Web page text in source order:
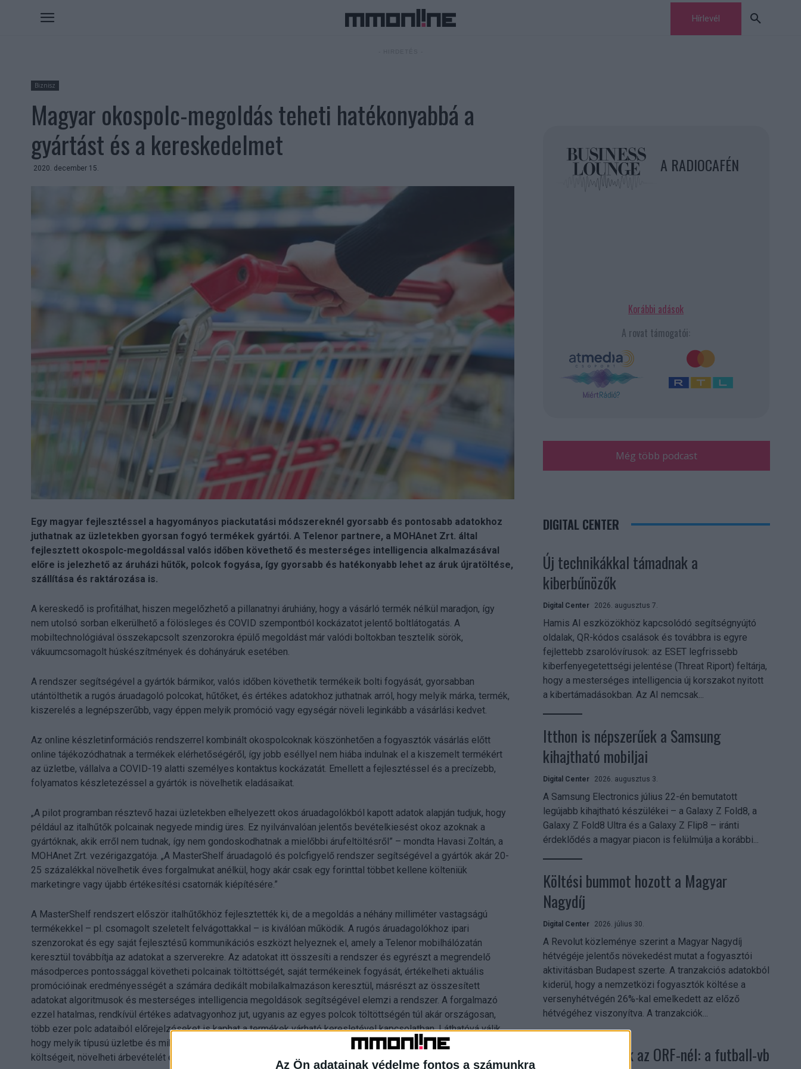
Az Ön adatainak védelme fontos a számunkra
Hírlevél
Biznisz
Magyar okospolc-megoldás teheti hatékonyabbá a
gyártást és a kereskedelmet
2020. december 15.
Egy magyar fejlesztéssel a hagyományos piackutatási módszereknél gyorsabb és pontosabb adatokhoz
juthatnak az üzletekben gyorsan fogyó termékek gyártói. A Telenor partnere, a MOHAnet Zrt. által
fejlesztett okospolc-megoldással valós időben követhető és mesterséges intelligencia alkalmazásával
előre is jelezhető az áruházi hűtők, polcok fogyása, így gyorsabb és hatékonyabb lehet az áruk újratöltése,
szállítása és raktározása is.
A kereskedő is profitálhat, hiszen megelőzhető a pillanatnyi áruhiány, hogy a vásárló termék nélkül maradjon, így
nem utolsó sorban elkerülhető a fölösleges és COVID szempontból kockázatot jelentő boltlátogatás. A
mobiltechnológiával összekapcsolt szenzorokra épülő megoldást már valódi boltokban tesztelik sörök,
vákuumcsomagolt húskészítmények és dohányáruk esetében.
A rendszer segítségével a gyártók bármikor, valós időben követhetik termékeik bolti fogyását, gyorsabban
utántölthetik a rugós áruadagoló polcokat, hűtőket, és értékes adatokhoz juthatnak arról, hogy melyik márka, termék,
kiszerelés a legnépszerűbb, vagy éppen melyik promóció vagy egységár növeli leginkább a vásárlási kedvet.
Az online készletinformációs rendszerrel kombinált okospolcoknak köszönhetően a fogyasztók vásárlás előtt
online tájékozódhatnak a termékek elérhetőségéről, így jobb eséllyel nem hiába indulnak el a kiszemelt termékért
az üzletbe, vállalva a COVID-19 alatti személyes kontaktus kockázatát. Emellett a fejlesztéssel és a precízebb,
folyamatos készletezéssel a gyártók is növelhetik eladásaikat.
„A pilot programban résztevő hazai üzletekben elhelyezett okos áruadagolókból kapott adatok alapján tudjuk, hogy
például az italhűtők polcainak negyede mindig üres. Ez nyilvánvalóan jelentős bevételkiesést okoz azoknak a
gyártóknak, akik erről nem tudnak, így nem gondoskodhatnak a mielőbbi árufeltöltésről” – mondta Havasi Zoltán, a
MOHAnet Zrt. vezérigazgatója. „A MasterShelf áruadagoló és polcfigyelő rendszer segítségével a gyártók akár 20-
25 százalékkal növelhetik éves forgalmukat anélkül, hogy akár csak egy forinttal többet kellene költeniük
marketingre vagy újabb értékesítési csatornák kiépítésére.”
A MasterShelf rendszert először italhűtőkhöz fejlesztették ki, de a megoldás a néhány milliméter vastagságú
termékekkel – pl. csomagolt szeletelt felvágottakkal – is kiválóan működik. A rugós áruadagolókhoz ipari
szenzorokat és egy saját fejlesztésű kommunikációs eszközt helyeznek el, amely a Telenor mobilhálózatán
keresztül továbbítja az adatokat a szerverekre. Az adatokat itt összesíti a rendszer és egyrészt a megrendelő
másodperces pontossággal követheti polcainak töltöttségét, saját termékeinek fogyását, értékelheti aktuális
promócióinak eredményességét a számára dedikált mobilalkalmazáson keresztül, másrészt az összesített
adatokat algoritmusok és mesterséges intelligencia megoldások segítségével elemzi a rendszer. A forgalmazó
ezzel hatalmas, rendkívül értékes adatvagyonhoz jut, ugyanis az egyes polcok töltöttségén túl akár országosan,
több ezer polc adataiból előrejelzéseket is kaphat a termékek várható keresletével kapcsolatban. Láthatóvá válik,
hogy melyik típusú üzletbe és mikor érdemes több vagy éppen kevesebb terméket kihelyezni, ezzel csökkentheti
költségeit, növelheti árbevételét és még jobbá teheti terméke fogyasztóinak vásárlási élményét.
A RADIOCAFÉN
Korábbi adások
A rovat támogatói:
Még több podcast
DIGITAL CENTER
Új technikákkal támadnak a
kiberbűnözők
Digital Center 2026. augusztus 7.
Hamis AI eszközökhöz kapcsolódó segítségnyújtó
oldalak, QR-kódos csalások és továbbra is egyre
fejlettebb zsarolóvírusok: az ESET legfrissebb
kiberfenyegetettségi jelentése (Threat Riport) feltárja,
hogy a mesterséges intelligencia új korszakot nyitott
a kibertámadásokban. Az AI nemcsak...
Itthon is népszerűek a Samsung
kihajtható mobiljai
Digital Center 2026. augusztus 3.
A Samsung Electronics július 22-én bemutatott
legújabb kihajtható készülékei – a Galaxy Z Fold8, a
Galaxy Z Fold8 Ultra és a Galaxy Z Flip8 – iránti
érdeklődés a magyar piacon is felülmúlja a korábbi...
Költési bummot hozott a Magyar
Nagydíj
Digital Center 2026. július 30.
A Revolut közleménye szerint a Magyar Nagydíj
hétvégéje jelentős növekedést mutat a fogyasztói
aktivitásban Budapest szerte. A tranzakciós adatokból
kiderül, hogy a nemzetközi fogyasztók költése a
versenyhétvégén 26%-kal emelkedett az előző
hétvégéhez viszonyítva. A tranzakciók...
Rekordok dőltek az ORF-nél: a futball-vb